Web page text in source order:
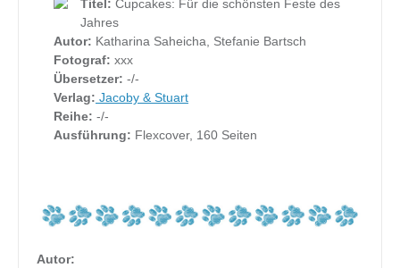
Titel: Cupcakes: Für die schönsten Feste des
Jahres
Autor: Katharina Saheicha, Stefanie Bartsch
Fotograf: xxx
Übersetzer: -/-
Verlag: Jacoby & Stuart
Reihe: -/-
Ausführung: Flexcover, 160 Seiten
Autor: